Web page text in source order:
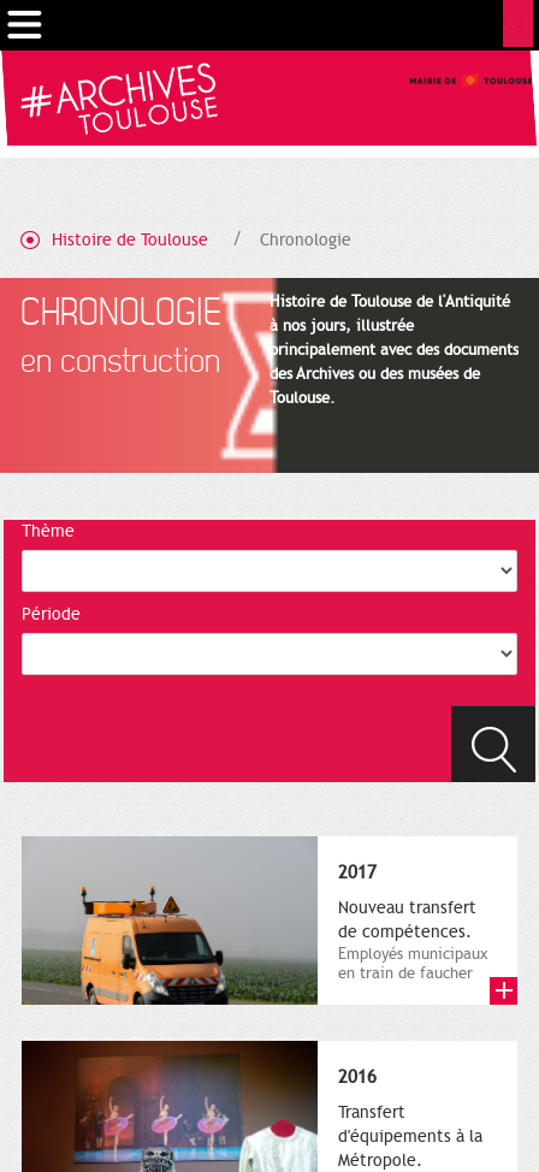
Histoire de Toulouse Chronologie
CHRONOLOGIE
en construction
Histoire de Toulouse de l'Antiquité
à nos jours, illustrée
principalement avec des documents
des Archives ou des musées de
Toulouse.
Thème
Période
2017
Nouveau transfert
de compétences.
Employés municipaux
en train de faucher
2016
Transfert
d'équipements à la
Métropole.
Gestion de vos préférences sur les cookies